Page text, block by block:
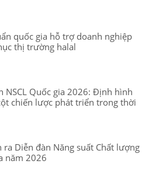
quốc gia hỗ trợ doanh nghiệp
thị trường halal
NSCL Quốc gia 2026: Định hình
chiến lược phát triển trong thời
ra Diễn đàn Năng suất Chất lượng
năm 2026